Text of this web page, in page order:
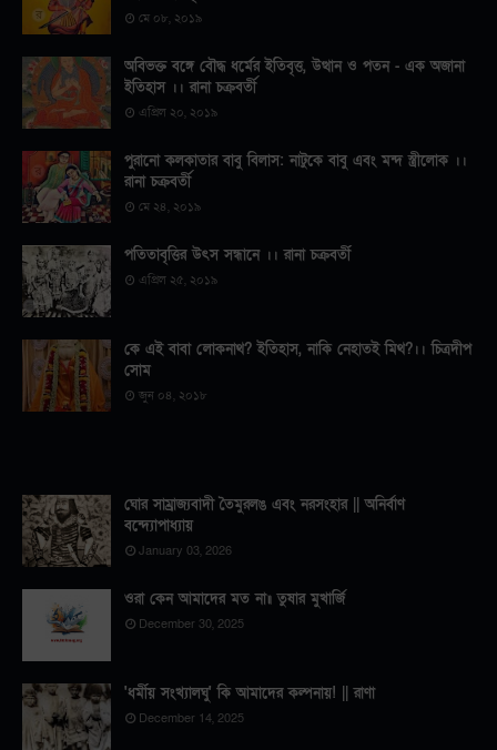
মে ০৮, ২০১৯
অবিভক্ত বঙ্গে বৌদ্ধ ধর্মের ইতিবৃত্ত, উত্থান ও পতন - এক অজানা
ইতিহাস ।। রানা চক্রবর্তী
এপ্রিল ২০, ২০১৯
পুরানো কলকাতার বাবু বিলাস: নাটুকে বাবু এবং মন্দ স্ত্রীলোক ।।
রানা চক্রবর্তী
মে ২৪, ২০১৯
পতিতাবৃত্তির উৎস সন্ধানে ।। রানা চক্রবর্তী
এপ্রিল ২৫, ২০১৯
কে এই বাবা লোকনাথ? ইতিহাস, নাকি নেহাতই মিথ?।। চিত্রদীপ
সোম
জুন ০৪, ২০১৮
ঘোর সাম্রাজ্যবাদী তৈমুরলঙ এবং নরসংহার || অনির্বাণ
বন্দ্যোপাধ্যায়
January 03, 2026
ওরা কেন আমাদের মত না॥ তুষার মুখার্জি
December 30, 2025
'ধর্মীয় সংখ্যালঘু' কি আমাদের কল্পনায়! || রাণা
December 14, 2025